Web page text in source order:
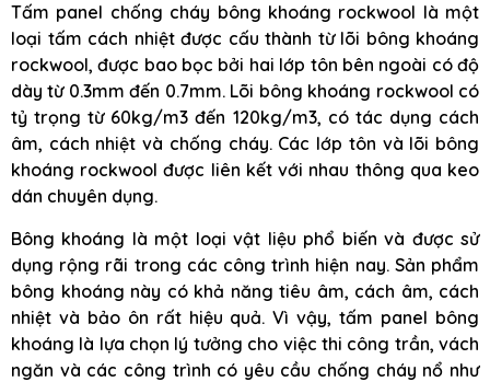
Tấm panel chống cháy bông khoáng rockwool là một
loại tấm cách nhiệt được cấu thành từ lõi bông khoáng
rockwool, được bao bọc bởi hai lớp tôn bên ngoài có độ
dày từ 0.3mm đến 0.7mm. Lõi bông khoáng rockwool có
tỷ trọng từ 60kg/m3 đến 120kg/m3, có tác dụng cách
âm, cách nhiệt và chống cháy. Các lớp tôn và lõi bông
khoáng rockwool được liên kết với nhau thông qua keo
dán chuyên dụng.
Bông khoáng là một loại vật liệu phổ biến và được sử
dụng rộng rãi trong các công trình hiện nay. Sản phẩm
bông khoáng này có khả năng tiêu âm, cách âm, cách
nhiệt và bảo ôn rất hiệu quả. Vì vậy, tấm panel bông
khoáng là lựa chọn lý tưởng cho việc thi công trần, vách
ngăn và các công trình có yêu cầu chống cháy nổ như